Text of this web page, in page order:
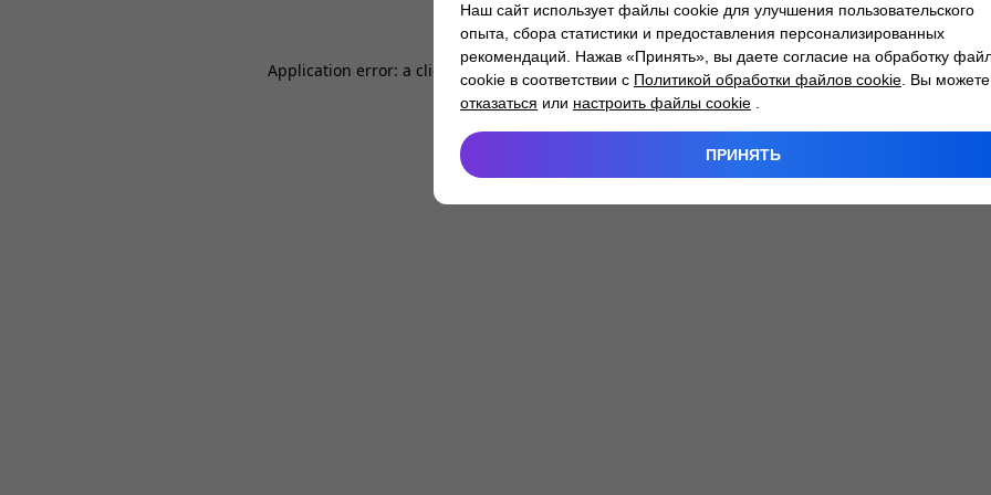
Application error: a client -side exception has occurred while loading atlantm.by (see the
Наш сайт использует файлы cookie для улучшения пользовательского
опыта, сбора статистики и предоставления персонализированных
рекомендаций. Нажав «Принять», вы даете согласие на обработку
cookie в соответствии с Политикой обработки файлов cookie . Вы можете
отказаться или настроить файлы cookie
ПРИНЯТЬ